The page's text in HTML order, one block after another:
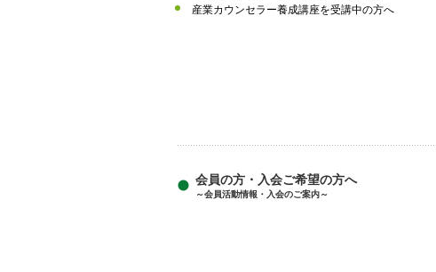
産業カウンセラー養成講座を受講中の方へ
会員の方・入会ご希望の方へ
～会員活動情報・入会のご案内～